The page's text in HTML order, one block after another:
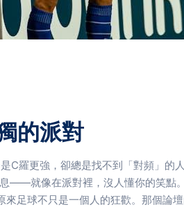
的派對
C羅更強，卻總是找不到「對頻」的
——就像在派對裡，沒人懂你的笑點
來足球不只是一個人的狂歡。那個論